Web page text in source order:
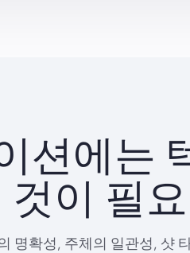
션에는
것이 필
명확성, 주체의 일관성, 샷